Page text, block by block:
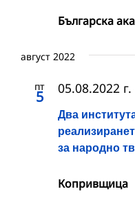
Българска
август 2022
пт
5
Два
за народно
05.08.2022 г.
Копривщица